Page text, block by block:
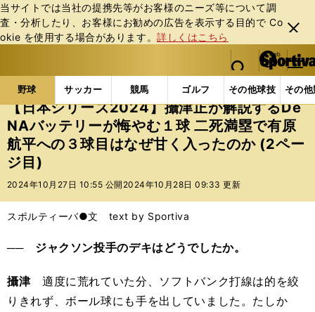
当サイトでは当社の提携先等がお客様のニーズ等について調
査・分析したり、お客様にお勧めの広告を表⽰する⽬的で Co
okie を使⽤する場合があります。詳しくはこちら
閉じ
る
web Sportiva (webスポルティーバ)
検索
マイペ
ー
ジ
メニュ
野球 サッカー 競馬 ゴルフ その他球技 その
b
ス
ポ
ル
テ
ィ
ー
バ
野球の記事一覧 プロ野球 【日本シリーズ2024】攝
【日本シリーズ2024】攝津正が解説するDe
NAバッテリーが悔やむ１球 二死満塁で有原
航平への３球目はなぜ甘く入ったのか (2ペー
ジ目)
2024年10月27日 10:55 公開 2024年10月28日 09:33 更新
スポルティーバ●文 text by Sportiva
── ジャクソン投手のデキはどうでしたか。
攝津適度に荒れていた分、ソフトバンク打線は的を絞
りきれず、ボール球にも手を出していました。たしか